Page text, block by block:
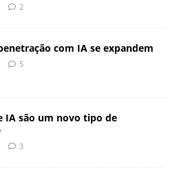
2
com IA se expandem
5
IA são um novo tipo de
3